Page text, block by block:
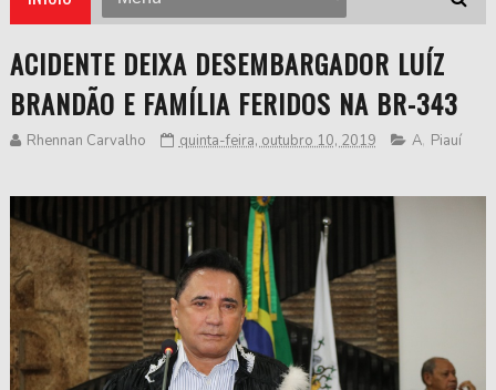
ACIDENTE DEIXA DESEMBARGADOR LUÍZ
BRANDÃO E FAMÍLIA FERIDOS NA BR-343
Rhennan Carvalho quinta-feira, outubro 10, 2019 A, Piauí